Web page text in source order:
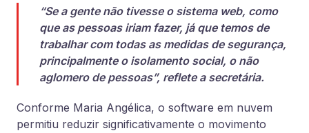
“Se a gente não tivesse o sistema web, como
que as pessoas iriam fazer, já que temos de
trabalhar com todas as medidas de segurança,
principalmente o isolamento social, o não
aglomero de pessoas”, reflete a secretária.
Conforme Maria Angélica, o software em nuvem
permitiu reduzir significativamente o movimento